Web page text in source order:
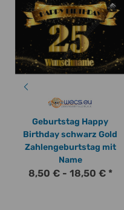
Geburtstag Happy
Birthday schwarz Gold
Zahlengeburtstag mit
Name
8,50 € - 18,50 € *